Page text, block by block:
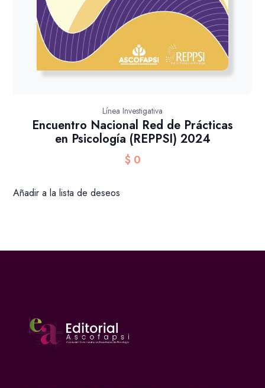
Línea Investigativa
Encuentro Nacional Red de Prácticas
en Psicología (REPPSI) 2024
$0
Añadir a la lista de deseos